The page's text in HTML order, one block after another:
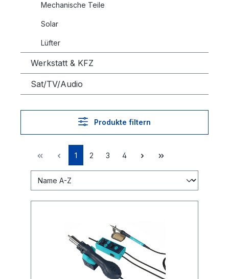
Mechanische Teile
Solar
Lüfter
Werkstatt & KFZ
Sat/TV/Audio
Produkte filtern
1 2 3 4